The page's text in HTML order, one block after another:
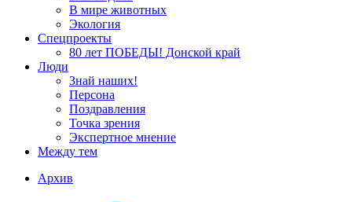
В мире животных
Экология
Спецпроекты
80 лет ПОБЕДЫ! Донской край
Люди
Знай наших!
Персона
Поздравления
Точка зрения
Экспертное мнение
Между тем
Архив